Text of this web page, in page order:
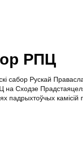
РПЦ
сабор Рускай
на Сходзе
падрыхтоўчых камісій